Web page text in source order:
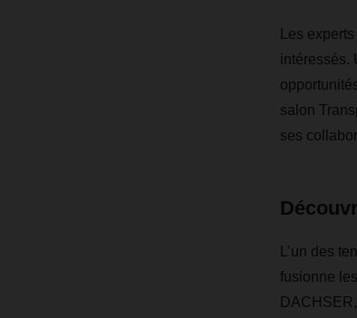
Les
intéressés.
salon
ses
L’un des
fusionne